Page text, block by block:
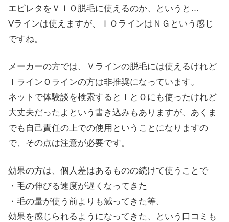
エピレタをＶＩＯ脱毛に使えるのか、というと…
Vラインは使えますが、ＩＯラインはＮＧという感じ
ですね。
メーカーの方では、Ｖラインの脱毛には使えるけれど
ＩラインＯラインの方は非推奨になっています。
ネットで体験談を検索するとＩとＯにも使ったけれど
大丈夫だったよという書き込みもありますが、あくま
でも自己責任の上での使用ということになりますの
で、その点は注意が必要です。
効果の方は、個人差はあるものの続けて使うことで
・毛の伸びる速度が遅くなってきた
・毛の量が使う前よりも減ってきた等、
効果を感じられるようになってきた、という口コミも